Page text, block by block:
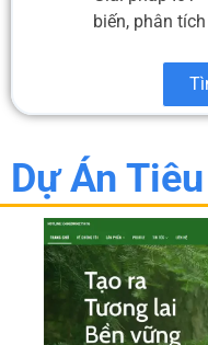
biến, phân
Dự Án